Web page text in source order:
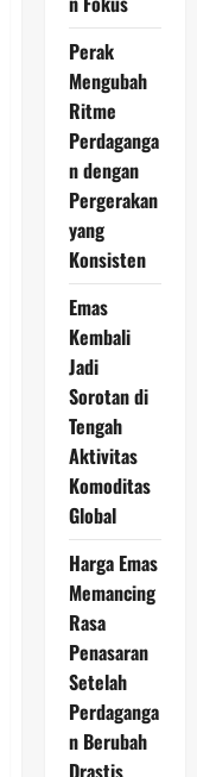
Perak
Mengubah
Ritme
Perdaganga
n dengan
Pergerakan
yang
Konsisten
Emas
Kembali
Jadi
Sorotan di
Tengah
Aktivitas
Komoditas
Global
Harga Emas
Memancing
Rasa
Penasaran
Setelah
Perdaganga
n Berubah
Drastis